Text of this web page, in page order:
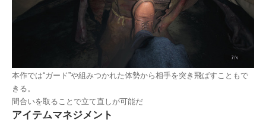
本作では“ガード”や組みつかれた体勢から相手を突き飛ばすこともで
きる。
間合いを取ることで立て直しが可能だ
アイテムマネジメント